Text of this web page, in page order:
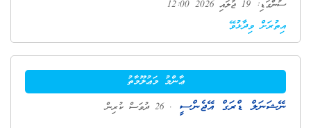
ސުންގަޑި: 19 ޖުލައި 2026 12:00
އިތުރަށް ވިދާޅުވޭ
ޢާންމު މަޢުލޫމާތު
ނޭޝަނަލް ޑްރަގް އޭޖެންސީ . 26 ދުވަސް ކުރިން